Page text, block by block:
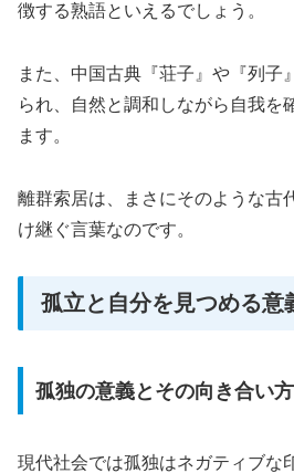
徴する熟語といえるでしょう。
また、中国古典『荘子』や『列子
られ、自然と調和しながら自我を
ます。
離群索居は、まさにそのような古
け継ぐ言葉なのです。
孤立と自分を見つめる意
孤独の意義とその向き合い方
現代社会では孤独はネガティブな